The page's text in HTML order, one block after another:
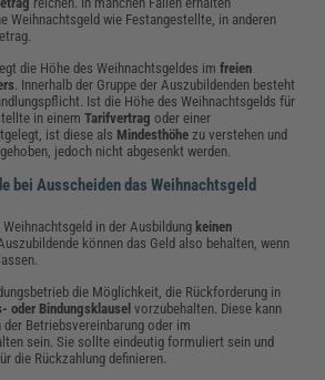
Weihnachtsgeld wie Festangestellte, in anderen
die Höhe des Weihnachtsgeldes imfreien
. Innerhalb der Gruppe der Auszubildenden besteht
Ist die Höhe des Weihnachtsgelds für
in einemTarifvertrag oder einer
ist diese als Mindesthöhe zu verstehen und
jedoch nicht abgesenkt werden.
bei Ausscheiden das Weihnachtsgeld
in der Ausbildung keinen
Auszubildende können das Geld also behalten, wenn
die Möglichkeit, die Rückforderung in
oder Bindungsklausel vorzubehalten. Diese kann
Betriebsvereinbarung oder im
sein. Sie sollte eindeutig formuliert sein und
die Rückzahlung definieren.